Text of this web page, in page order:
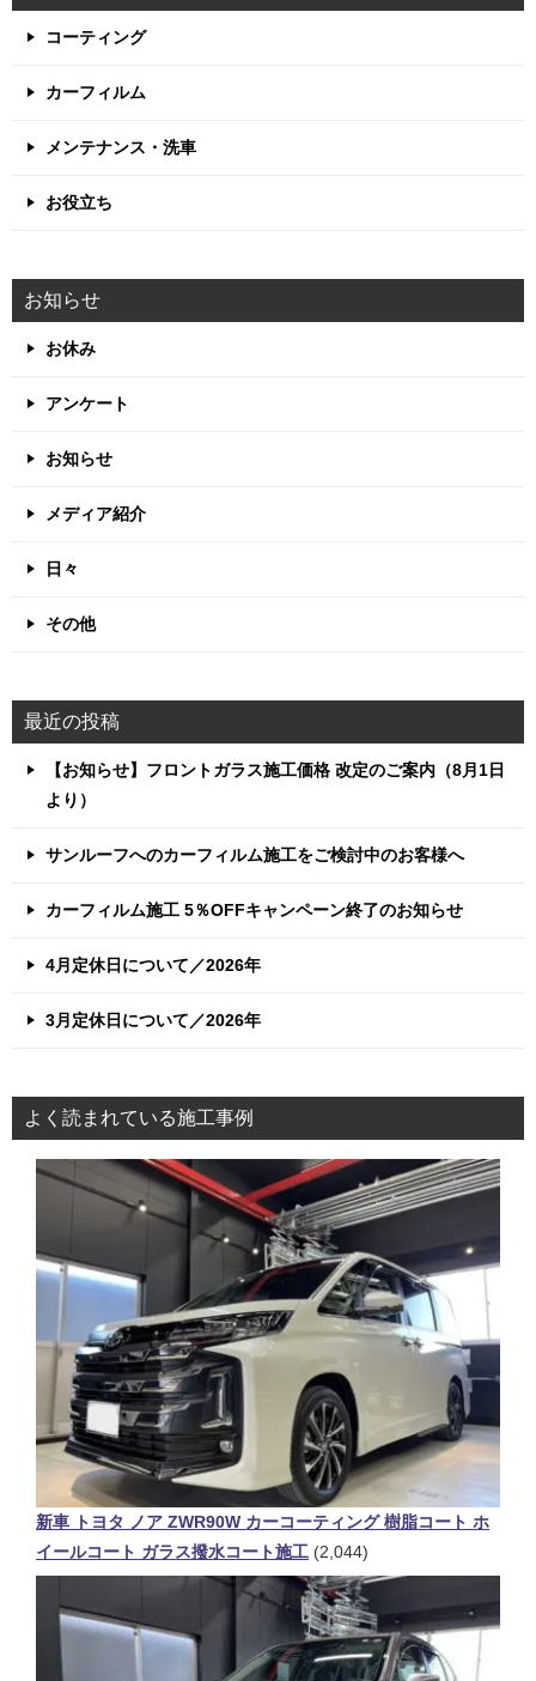
コーティング
カーフィルム
メンテナンス・洗車
お役立ち
お知らせ
お休み
アンケート
お知らせ
メディア紹介
日々
その他
最近の投稿
【お知らせ】フロントガラス施工価格 改定のご案内（8月1日
より）
サンルーフへのカーフィルム施工をご検討中のお客様へ
カーフィルム施工 5％OFFキャンペーン終了のお知らせ
4月定休日について／2026年
3月定休日について／2026年
よく読まれている施工事例
新車 トヨタ ノア ZWR90W カーコーティング 樹脂コート ホ
イールコート ガラス撥水コート施工 (2,044)